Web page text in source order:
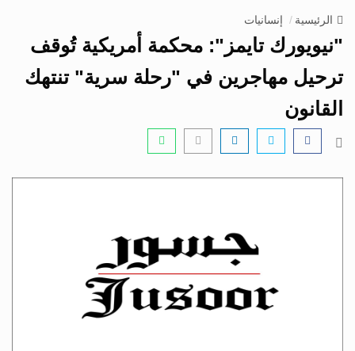
g
t
i
o
الرئيسية إنسانيات
"نيويورك تايمز": محكمة أمريكية تُوقف
ترحيل مهاجرين في "رحلة سرية" تنتهك
القانون